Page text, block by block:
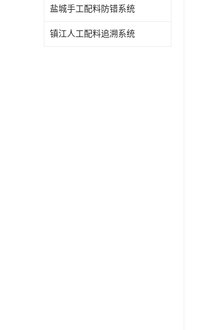
盐城手工配料防错系统
镇江人工配料追溯系统